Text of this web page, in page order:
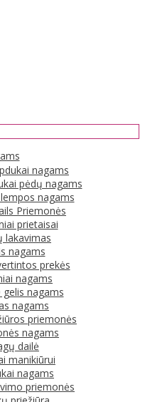
nagams
pėdų nagams
nagams
Priemonės
prietaisai
lakavimas
nagams
prekės
nagams
gelis nagams
nagams
priemonės
nagams
dailė
manikiūrui
nagams
priemonės